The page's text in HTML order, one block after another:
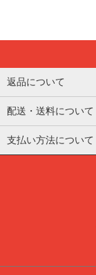
返品について
配送・送料について
支払い方法について